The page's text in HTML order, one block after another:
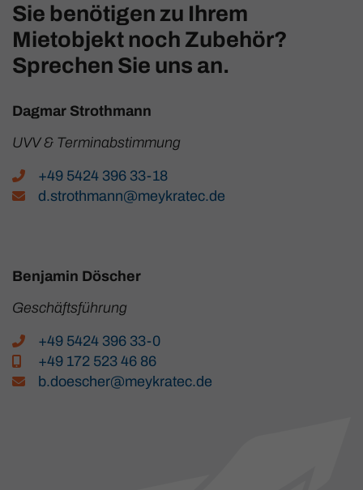
Sie benötigen zu Ihrem
Mietobjekt noch Zubehör?
Sprechen Sie uns an.
Dagmar Strothmann
UVV & Terminabstimmung
+49 5424 396 33-18
d.strothmann@meykratec.de
Benjamin Döscher
Geschäftsführung
+49 5424 396 33-0
+49 172 523 46 86
b.doescher@meykratec.de